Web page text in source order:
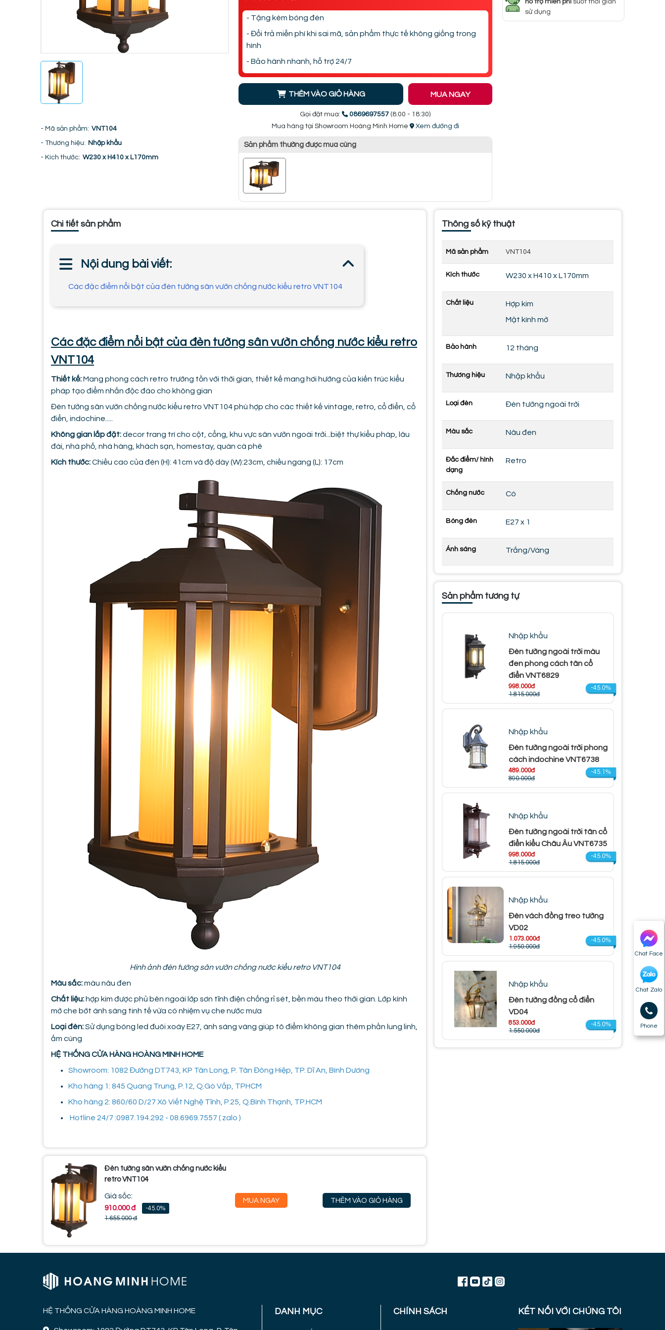
Chat Face
Chat Zalo
Phone
- Mã sản phẩm: VNT104
- Thương hiệu: Nhập khẩu
- Kích thước: W230 x H410 x L170mm
- Tặng kèm bóng đèn
- Đổi trả miễn phí khi sai mã, sản phẩm thực tế không giống trong
hình
- Bảo hành nhanh, hỗ trợ 24/7
THÊM VÀO GIỎ HÀNG MUA NGAY
Gọi đặt mua: 0869697557 (8:00 - 18:30)
Mua hàng tại Showroom Hoàng Minh Home
Xem đường đi
Sản phẩm thường được mua cùng
hỗ trợ miễn phísuốt thời gian
sử dụng
Chi tiết sản phẩm
Nội dung bài viết:
Các đặc điểm nổi bật của đèn tường sân vườn chống nước kiểu retro VNT104
Các đặc điểm nổi bật của đèn tường sân vườn chống nước kiểu retro
VNT104
Thiết kế:Mang phong cách retro trường tồn với thời gian, thiết kế mang hơi hướng của kiến trúc kiểu
pháp tạo điểm nhấn độc đáo cho không gian
Đèn tường sân vườn chống nước kiểu retro VNT104 phù hợp cho các thiết kế vintage, retro, cổ điển, cổ
điển, indochine.....
Không gian lắp đặt:decor trang trí cho cột, cổng, khu vực sân vườn ngoài trời...biệt thự kiểu pháp, lâu
đài, nhà phố, nhà hàng, khách sạn, homestay, quán cà phê
Kích thước:Chiều cao của đèn (H): 41cm và độ dày (W):23cm, chiều ngang (L): 17cm
Hình ảnh đèn tường sân vườn chống nước kiểu retro VNT104
Màu sắc:màu nâu đen
Chất liệu: hợp kim được phủ bên ngoài lớp sơn tĩnh điện chống rỉ sét, bền màu theo thời gian. Lớp kính
mờ che bớt ánh sáng tinh tế vừa có nhiệm vụ che nước mưa
Loại đèn:Sử dụng bóng led đuôi xoáy E27, ánh sáng vàng giúp tô điểm không gian thêm phần lung linh,
ấm cúng
HỆ THỐNG CỬA HÀNG HOÀNG MINH HOME
Showroom: 1082 Đường DT743, KP Tân Long, P. Tân Đông Hiệp, TP. Dĩ An, Bình Dương
Kho hàng 1: 845 Quang Trung, P.12, Q.Gò Vấp, TPHCM
Kho hàng 2: 860/60 D/27 Xô Viết Nghệ Tĩnh, P.25, Q.Bình Thạnh, TP.HCM
Hotline 24/7 :0987.194.292 - 08.6969.7557 ( zalo )
Đèn tường sân vườn chống nước kiểu
retro VNT104
Giá sốc:
910.000 đ
-45.0%
1.655.000 đ
MUA NGAY THÊM VÀO GIỎ HÀNG
Thông số kỹ thuật
Mã sản phẩm VNT104
Kích thước W230 x H410 x L170mm
Chất liệu
Hợp kim
Mặt kính mờ
Bảo hành 12 tháng
Thương hiệu Nhập khẩu
Loại đèn Đèn tường ngoài trời
Màu sắc Nâu đen
Đắc điểm/ hình
dạng
Retro
Chống nước Có
Bóng đèn E27 x 1
Ánh sáng Trắng/Vàng
Sản phẩm tương tự
Nhập khẩu
Đèn tường ngoài trời màu
đen phong cách tân cổ
điển VNT6829
998.000đ
1.815.000đ
-45.0%
Nhập khẩu
Đèn tường ngoài trời phong
cách indochine VNT6738
489.000đ
890.000đ
-45.1%
Nhập khẩu
Đèn tường ngoài trời tân cổ
điển kiểu Châu Âu VNT6735
998.000đ
1.815.000đ
-45.0%
Nhập khẩu
Đèn vách đồng treo tường
VD02
1.073.000đ
1.950.000đ
-45.0%
Nhập khẩu
Đèn tường đồng cổ điển
VD04
853.000đ
1.550.000đ
-45.0%
HỆ THỐNG CỬA HÀNG HOÀNG MINH HOME DANH MỤC CHÍNH SÁCH KẾT NỐI VỚI CHÚNG TÔI